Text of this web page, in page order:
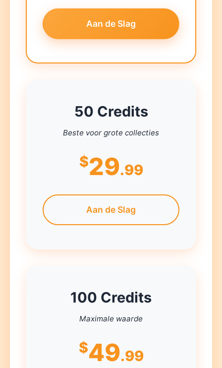
Aan de Slag
50 Credits
Beste voor grote collecties
$29.99
Aan de Slag
100 Credits
Maximale waarde
$49.99